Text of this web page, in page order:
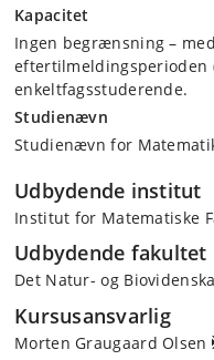
Kapacitet
Ingen begrænsning –
eftertilmeldingsperioden
enkeltfagsstuderende.
Studienævn
Studienævn for
Udbydende institut
Institut for Matematiske
Udbydende fakultet
Det Natur- og
Kursusansvarlig
Morten Graugaard Olsen